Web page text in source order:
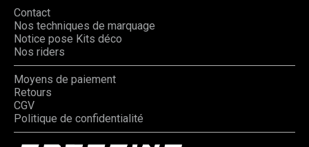
Contact
Nos techniques de marquage
Notice pose Kits déco
Nos riders
Moyens de paiement
Retours
CGV
Politique de confidentialité